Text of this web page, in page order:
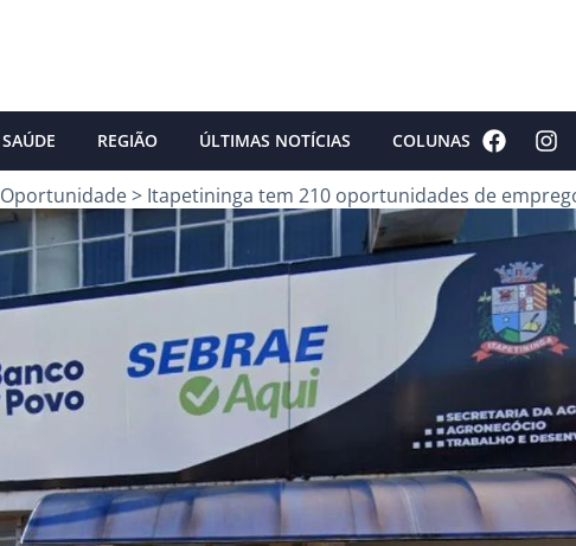
SAÚDE REGIÃO ÚLTIMAS NOTÍCIAS COLUNAS
Oportunidade> Itapetininga tem 210 oportunidades de